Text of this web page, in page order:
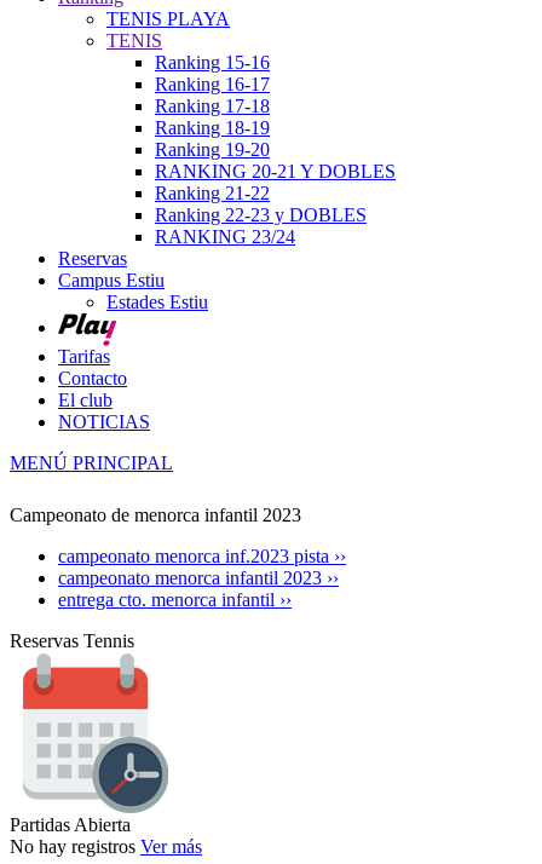
TENIS PLAYA
TENIS
Ranking 15-16
Ranking 16-17
Ranking 17-18
Ranking 18-19
Ranking 19-20
RANKING 20-21 Y DOBLES
Ranking 21-22
Ranking 22-23 y DOBLES
RANKING 23/24
Reservas
Campus Estiu
Estades Estiu
Tarifas
Contacto
El club
NOTICIAS
MENÚ PRINCIPAL
Campeonato de menorca infantil 2023
campeonato menorca inf.2023 pista ››
campeonato menorca infantil 2023 ››
entrega cto. menorca infantil ››
Reservas Tennis
Partidas Abierta
No hay registros Ver más